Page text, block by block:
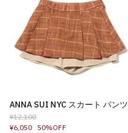
ANNA SUI NYC スカート パンツ
¥12,100
¥6,050 50%OFF